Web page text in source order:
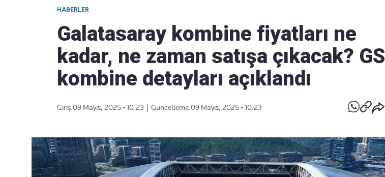
HABERLER
Galatasaray kombine fiyatları ne
kadar, ne zaman satışa çıkacak? GS
kombine detayları açıklandı
Giriş:09 Mayıs, 2025 - 10:23 Güncelleme:09 Mayıs, 2025 - 10:23